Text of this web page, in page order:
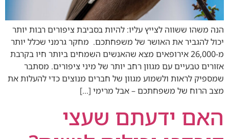
הנה משהו ששווה לצייץ עליו: להיות בסביבת ציפורים רבות יותר
יכול להגביר את האושר של משפחתכם. מחקר גרמני שכלל יותר
מ-26,000 אירופאים מצא שהאנשים השמחים ביותר חיו בקרבת
אזורים טבעיים עם מגוון רחב יותר של מיני ציפורים. מסתבר
שמספיק לראות ולשמוע מגוון של חברים מנוצים כדי להעלות את
מצב הרוח של משפחתכם – אבל מרימי […]
האם ידעתם שעצי